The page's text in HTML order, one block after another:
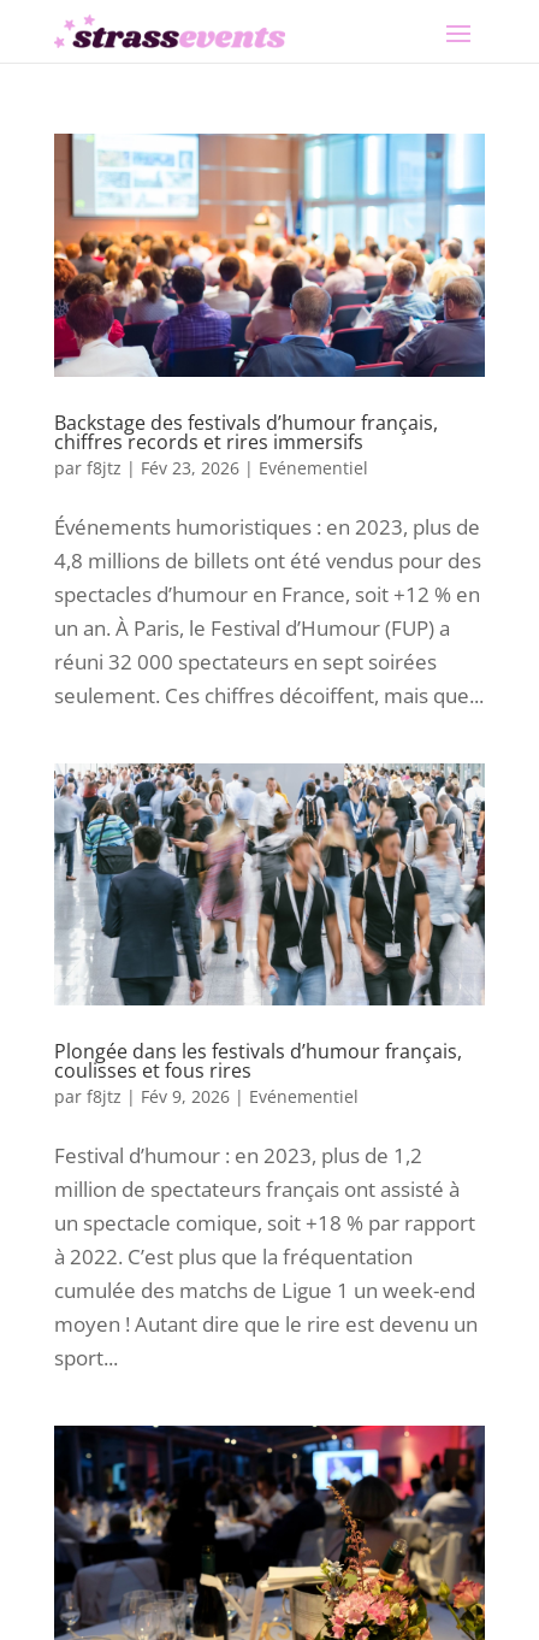
Backstage des festivals d’humour français,
chiffres records et rires immersifs
par f8jtz | Fév 23, 2026| Evénementiel
Événements humoristiques : en 2023, plus de
4,8 millions de billets ont été vendus pour des
spectacles d’humour en France, soit +12 % en
un an. À Paris, le Festival d’Humour (FUP) a
réuni 32 000 spectateurs en sept soirées
seulement. Ces chiffres décoiffent, mais que...
Plongée dans les festivals d’humour français,
coulisses et fous rires
par f8jtz | Fév 9, 2026| Evénementiel
Festival d’humour : en 2023, plus de 1,2
million de spectateurs français ont assisté à
un spectacle comique, soit +18 % par rapport
à 2022. C’est plus que la fréquentation
cumulée des matchs de Ligue 1 un week-end
moyen ! Autant dire que le rire est devenu un
sport...